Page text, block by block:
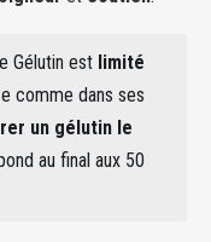
Gélutin est limité
comme dans ses
un gélutin le
au final aux 50